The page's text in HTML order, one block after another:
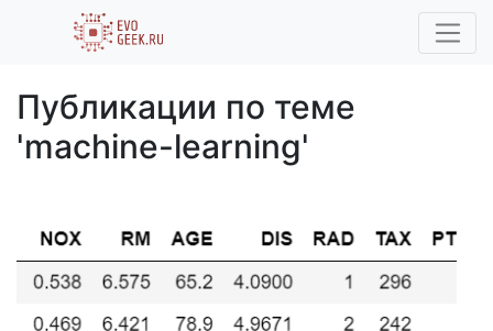
Публикации по теме
'machine-learning'